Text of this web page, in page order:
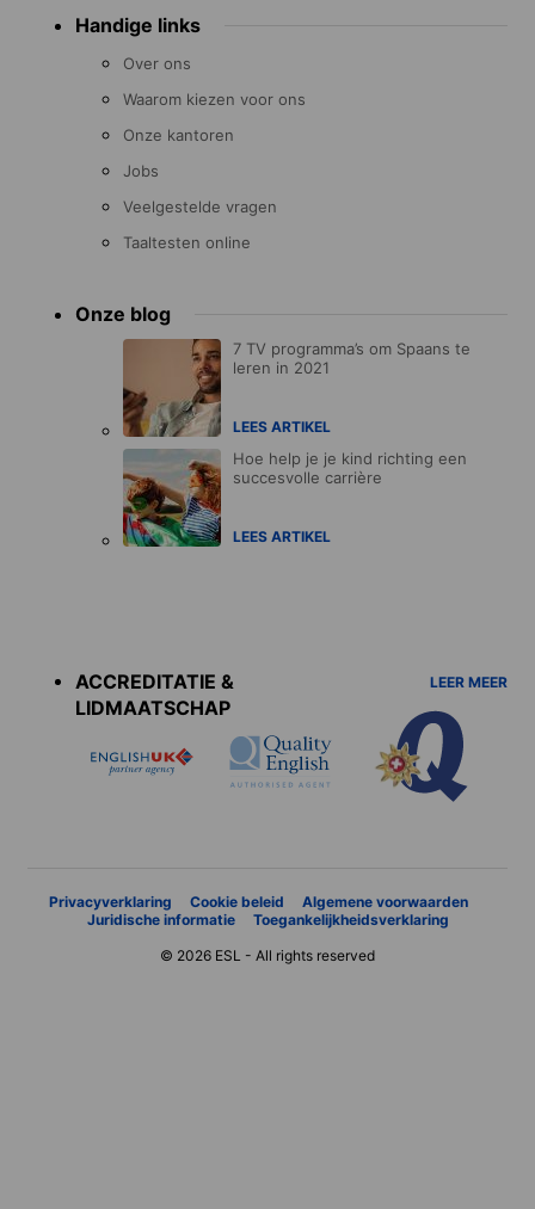
Handige links
Over ons
Waarom kiezen voor ons
Onze kantoren
Jobs
Veelgestelde vragen
Taaltesten online
Onze blog
7 TV programma’s om Spaans te
leren in 2021
LEES ARTIKEL
Hoe help je je kind richting een
succesvolle carrière
LEES ARTIKEL
ACCREDITATIE &
LIDMAATSCHAP
LEER MEER
Privacyverklaring Cookie beleid
Algemene voorwaarden
Juridische informatie
Toegankelijkheidsverklaring
© 2026 ESL - All rights reserved